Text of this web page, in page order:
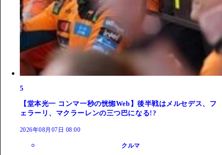
5
【堂本光一 コンマ一秒の恍惚Web】後半戦はメルセデス、フ
ェラーリ、マクラーレンの三つ巴になる!?
2026年08月07日 08:00
クルマ